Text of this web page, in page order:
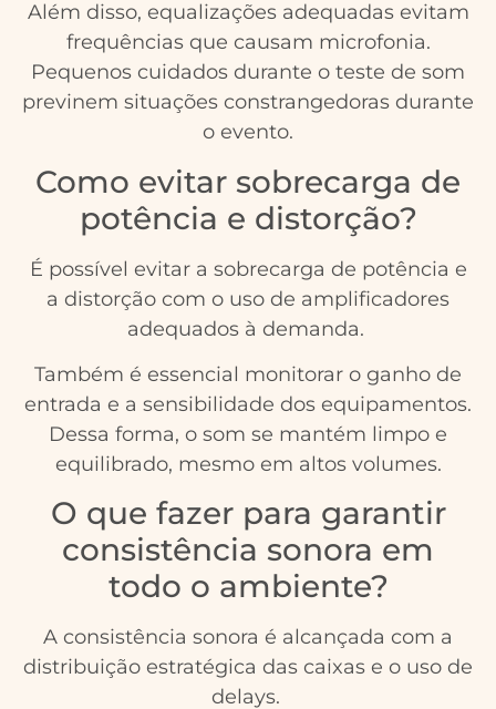
Além disso, equalizações adequadas evitam
frequências que causam microfonia.
Pequenos cuidados durante o teste de som
previnem situações constrangedoras durante
o evento.
Como evitar sobrecarga de
potência e distorção?
É possível evitar a sobrecarga de potência e
a distorção com o uso de amplificadores
adequados à demanda.
Também é essencial monitorar o ganho de
entrada e a sensibilidade dos equipamentos.
Dessa forma, o som se mantém limpo e
equilibrado, mesmo em altos volumes.
O que fazer para garantir
consistência sonora em
todo o ambiente?
A consistência sonora é alcançada com a
distribuição estratégica das caixas e o uso de
delays.